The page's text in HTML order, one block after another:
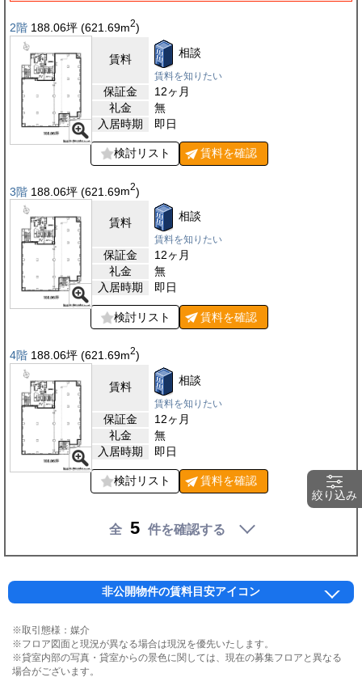
絞り込み
2階 188.06坪 (621.69m2)
賃料 相談
賃料を知りたい
保証金
12ヶ月
礼金
無
入居時期
即日
検討リスト 賃料を確認
3階 188.06坪 (621.69m2)
賃料 相談
賃料を知りたい
保証金
12ヶ月
礼金
無
入居時期
即日
検討リスト 賃料を確認
4階 188.06坪 (621.69m2)
賃料 相談
賃料を知りたい
保証金
12ヶ月
礼金
無
入居時期
即日
検討リスト 賃料を確認
全 5 件を確認する
非公開物件の賃料目安アイコン
※取引態様：媒介
※フロア図面と現況が異なる場合は現況を優先いたします。
※貸室内部の写真・貸室からの景色に関しては、現在の募集フロアと異なる
場合がございます。